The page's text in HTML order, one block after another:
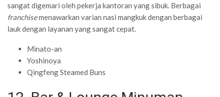
sangat digemari oleh pekerja kantoran yang sibuk. Berbagai
franchisemenawarkan varian nasi mangkuk dengan berbagai
lauk dengan layanan yang sangat cepat.
Minato-an
Yoshinoya
Qingfeng Steamed Buns